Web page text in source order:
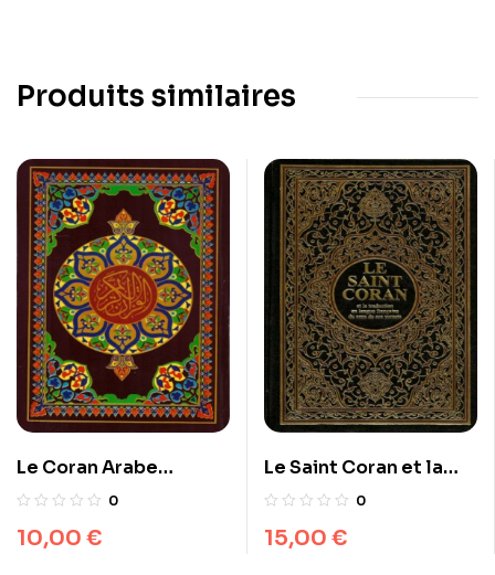
Produits similaires
Le Coran Arabe
(lecture Hafs)
0
10,00 €
Le Saint Coran et la
traduction en langue
ses versets (AR/FR)
0
15,00 €